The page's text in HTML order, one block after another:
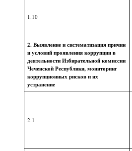
1.10
2. Выявление и систематизация причин
и условий проявления коррупции в
деятельности Избирательной комиссии
Чеченской Республики, мониторинг
коррупционных рисков и их
устранение
2.1